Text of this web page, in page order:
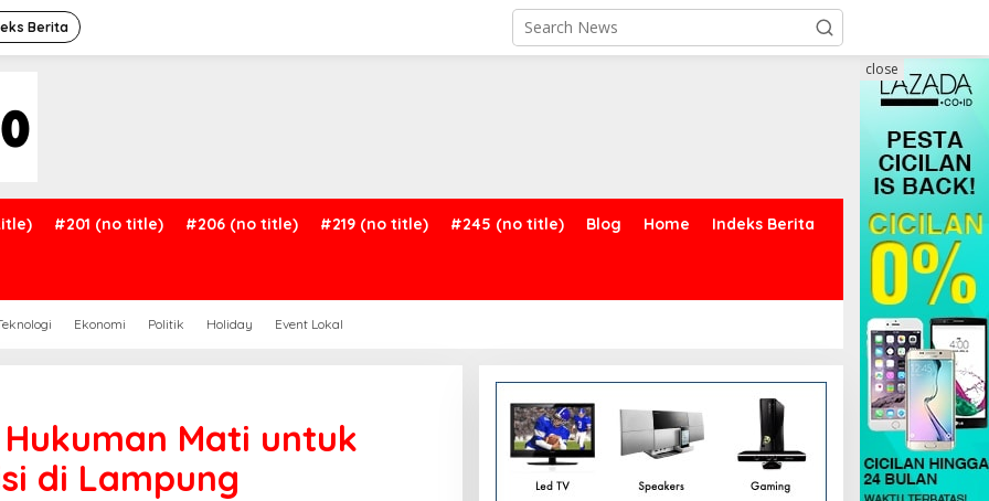
Berita
#201 (no title) #206 (no title) #219 (no title) #245 (no title) Blog Home Indeks Berita
Ekonomi Politik Holiday Event Lokal
close
Hukuman Mati untuk
di Lampung